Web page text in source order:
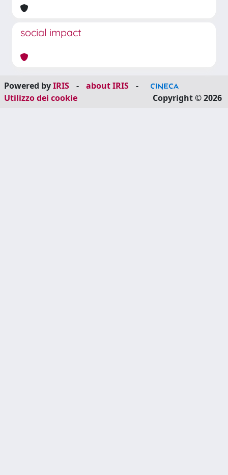
social impact
Powered byIRIS - about IRIS
-
Utilizzo dei cookie
Copyright © 2026